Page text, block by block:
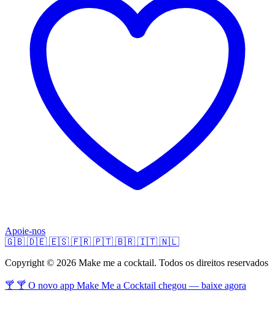
Apoie-nos
🇬🇧 🇩🇪 🇪🇸 🇫🇷 🇵🇹 🇧🇷 🇮🇹 🇳🇱
Copyright © 2026 Make me a cocktail. Todos os direitos reservados
🍸 🍸 O novo app Make Me a Cocktail chegou — baixe agora